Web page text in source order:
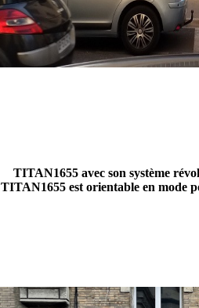
TITAN1655 avec son système
TITAN1655 est orientable en mode